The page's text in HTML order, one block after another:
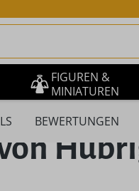
FIGUREN &
MINIATUREN
BEWERTUNGEN